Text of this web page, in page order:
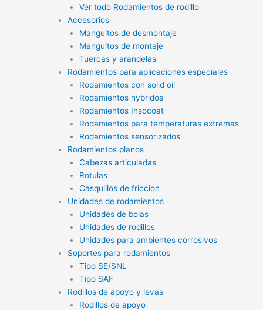
Ver todo Rodamientos de rodillo
Accesorios
Manguitos de desmontaje
Manguitos de montaje
Tuercas y arandelas
Rodamientos para aplicaciones especiales
Rodamientos con solid oil
Rodamientos hybridos
Rodamientos Insocoat
Rodamientos para temperaturas extremas
Rodamientos sensorizados
Rodamientos planos
Cabezas articuladas
Rotulas
Casquillos de friccion
Unidades de rodamientos
Unidades de bolas
Unidades de rodillos
Unidades para ambientes corrosivos
Soportes para rodamientos
Tipo SE/SNL
Tipo SAF
Rodillos de apoyo y levas
Rodillos de apoyo